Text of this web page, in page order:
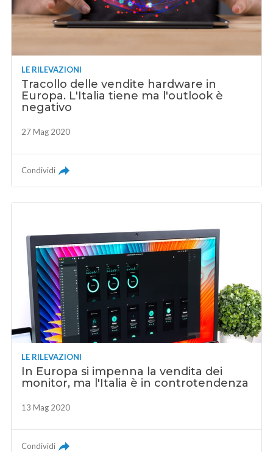
LE RILEVAZIONI
Tracollo delle vendite hardware in
Europa. L'Italia tiene ma l'outlook è
negativo
27 Mag 2020
Condividi
LE RILEVAZIONI
In Europa si impenna la vendita dei
monitor, ma l'Italia è in controtendenza
13 Mag 2020
Condividi